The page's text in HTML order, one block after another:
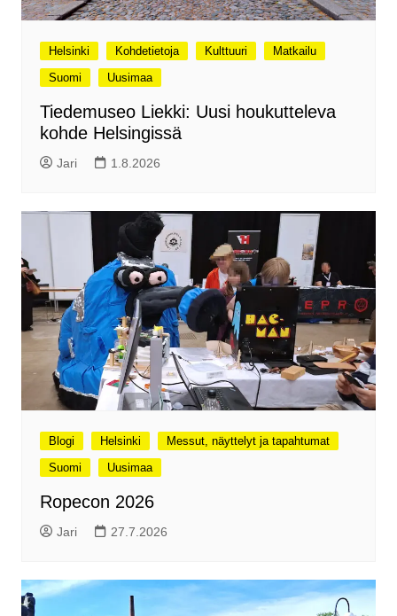
Helsinki Kohdetietoja Kulttuuri
Matkailu
Suomi
Uusimaa
Tiedemuseo Liekki: Uusi houkutteleva
kohde Helsingissä
Jari 1.8.2026
Blogi Helsinki
Messut, näyttelyt ja tapahtumat
Suomi
Uusimaa
Ropecon 2026
Jari 27.7.2026